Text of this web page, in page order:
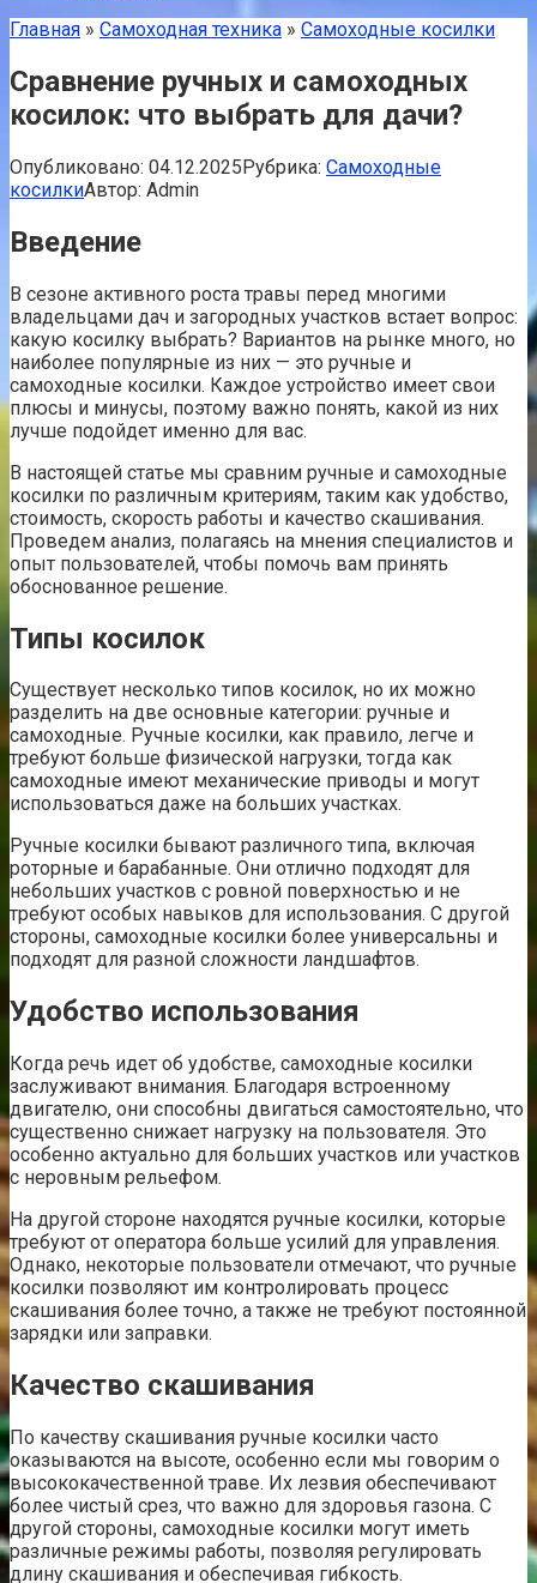
Главная » Самоходная техника » Самоходные косилки
Сравнение ручных и самоходных
косилок: что выбрать для дачи?
Опубликовано: 04.12.2025Рубрика: Самоходные
косилкиАвтор: Admin
Введение
В сезоне активного роста травы перед многими
владельцами дач и загородных участков встает вопрос:
какую косилку выбрать? Вариантов на рынке много, но
наиболее популярные из них — это ручные и
самоходные косилки. Каждое устройство имеет свои
плюсы и минусы, поэтому важно понять, какой из них
лучше подойдет именно для вас.
В настоящей статье мы сравним ручные и самоходные
косилки по различным критериям, таким как удобство,
стоимость, скорость работы и качество скашивания.
Проведем анализ, полагаясь на мнения специалистов и
опыт пользователей, чтобы помочь вам принять
обоснованное решение.
Типы косилок
Существует несколько типов косилок, но их можно
разделить на две основные категории: ручные и
самоходные. Ручные косилки, как правило, легче и
требуют больше физической нагрузки, тогда как
самоходные имеют механические приводы и могут
использоваться даже на больших участках.
Ручные косилки бывают различного типа, включая
роторные и барабанные. Они отлично подходят для
небольших участков с ровной поверхностью и не
требуют особых навыков для использования. С другой
стороны, самоходные косилки более универсальны и
подходят для разной сложности ландшафтов.
Удобство использования
Когда речь идет об удобстве, самоходные косилки
заслуживают внимания. Благодаря встроенному
двигателю, они способны двигаться самостоятельно, что
существенно снижает нагрузку на пользователя. Это
особенно актуально для больших участков или участков
с неровным рельефом.
На другой стороне находятся ручные косилки, которые
требуют от оператора больше усилий для управления.
Однако, некоторые пользователи отмечают, что ручные
косилки позволяют им контролировать процесс
скашивания более точно, а также не требуют постоянной
зарядки или заправки.
Качество скашивания
По качеству скашивания ручные косилки часто
оказываются на высоте, особенно если мы говорим о
высококачественной траве. Их лезвия обеспечивают
более чистый срез, что важно для здоровья газона. С
другой стороны, самоходные косилки могут иметь
различные режимы работы, позволяя регулировать
длину скашивания и обеспечивая гибкость.